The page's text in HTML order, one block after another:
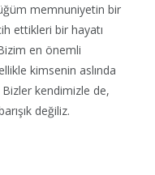
memnuniyetin bir
ettikleri bir hayatı
en önemli
kimsenin aslında
kendimizle de,
değiliz.